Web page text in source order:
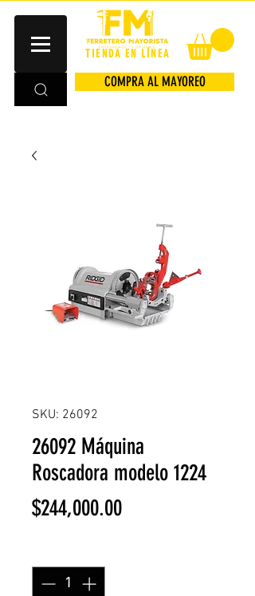
TIENDA EN LÍNEA
COMPRA AL MAYOREO
SKU: 26092
26092 Máquina
Roscadora modelo 1224
$244,000.00Precio